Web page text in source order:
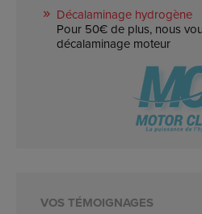
Décalaminage hydrogène
Pour 50€ de plus, nous
décalaminage moteur
VOS TÉMOIGNAGES